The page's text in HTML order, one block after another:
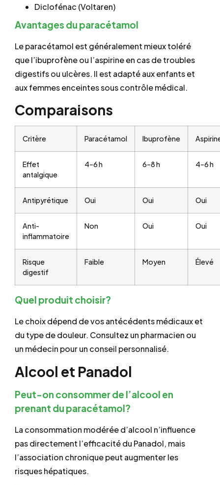
Diclofénac (Voltaren)
Avantages du paracétamol
Le paracétamol est généralement mieux toléré
que l’ibuprofène ou l’aspirine en cas de troubles
digestifs ou ulcères. Il est adapté aux enfants et
aux femmes enceintes sous contrôle médical.
Comparaisons
Critère Paracétamol Ibuprofène
Effet
antalgique
4–6 h 6–8 h 4–6 h
Antipyrétique Oui Oui Oui
Anti-
inflammatoire
Non Oui Oui
Risque
digestif
Faible Moyen Élevé
Quel produit choisir?
Le choix dépend de vos antécédents médicaux et
du type de douleur. Consultez un pharmacien ou
un médecin pour un conseil personnalisé.
Alcool et Panadol
Peut-on consommer de l’alcool en
prenant du paracétamol?
La consommation modérée d’alcool n’influence
pas directement l’efficacité du Panadol, mais
l’association chronique peut augmenter les
risques hépatiques.